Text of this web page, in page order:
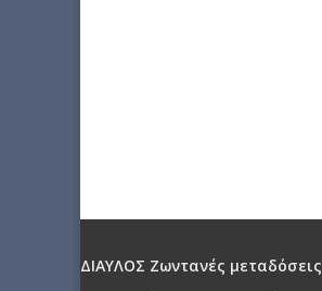
ΔΙΑΥΛΟΣ Ζωντανές μεταδόσεις